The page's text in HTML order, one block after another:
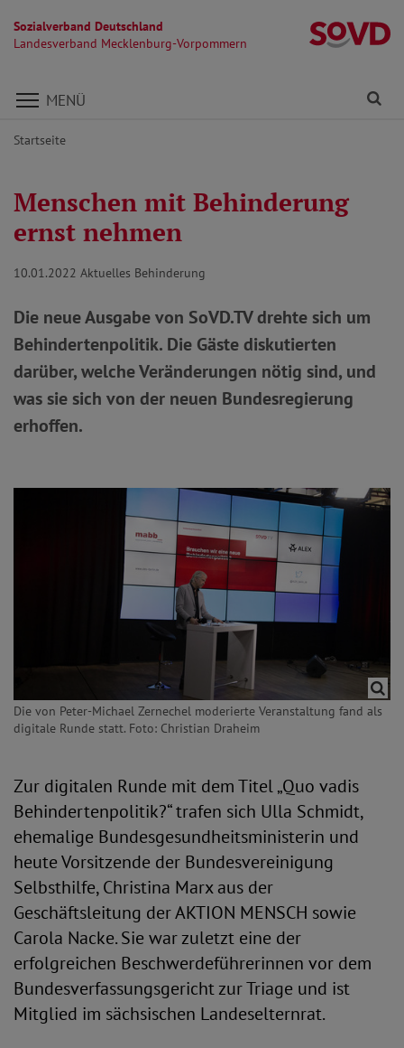
Sozialverband Deutschland
Landesverband Mecklenburg-Vorpommern
Direkt zu den Inhalten springen
MENÜ
Startseite
Menschen mit Behinderung
ernst nehmen
10.01.2022 Aktuelles Behinderung
Die neue Ausgabe von SoVD.TV drehte sich um
Behindertenpolitik. Die Gäste diskutierten
darüber, welche Veränderungen nötig sind, und
was sie sich von der neuen Bundesregierung
erhoffen.
Die von Peter-Michael Zernechel moderierte Veranstaltung fand als
digitale Runde statt. Foto: Christian Draheim
Zur digitalen Runde mit dem Titel „Quo vadis
Behindertenpolitik?“ trafen sich Ulla Schmidt,
ehemalige Bundesgesundheitsministerin und
heute Vorsitzende der Bundesvereinigung
Selbsthilfe, Christina Marx aus der
Geschäftsleitung der AKTION MENSCH sowie
Carola Nacke. Sie war zuletzt eine der
erfolgreichen Beschwerdeführerinnen vor dem
Bundesverfassungsgericht zur Triage und ist
Mitglied im sächsischen Landeselternrat.